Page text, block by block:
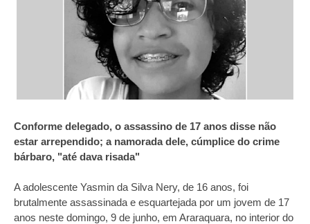
Conforme delegado, o assassino de 17 anos disse não
estar arrependido; a namorada dele, cúmplice do crime
bárbaro, "até dava risada"
A adolescente Yasmin da Silva Nery, de 16 anos, foi
brutalmente assassinada e esquartejada por um jovem de 17
anos neste domingo, 9 de junho, em Araraquara, no interior do